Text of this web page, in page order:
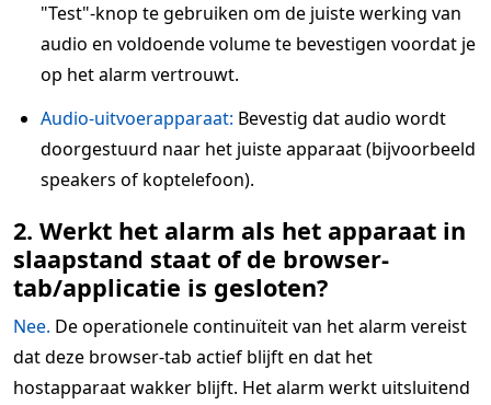
"Test"-knop te gebruiken om de juiste werking van
audio en voldoende volume te bevestigen voordat je
op het alarm vertrouwt.
Audio-uitvoerapparaat: Bevestig dat audio wordt
doorgestuurd naar het juiste apparaat (bijvoorbeeld
speakers of koptelefoon).
2. Werkt het alarm als het apparaat in
slaapstand staat of de browser-
tab/applicatie is gesloten?
Nee. De operationele continuïteit van het alarm vereist
dat deze browser-tab actief blijft en dat het
hostapparaat wakker blijft. Het alarm werkt uitsluitend